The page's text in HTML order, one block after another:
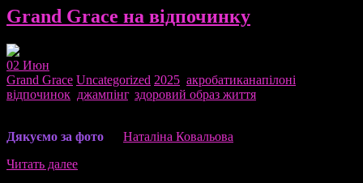
Grand Grace на відпочинку
02 Июн
Grand Grace Uncategorized 2025 акробатиканапілоні
відпочинок джампінг, здоровий образ життя
Дякуємо за фото
Наталіна Ковальова
Читать далее